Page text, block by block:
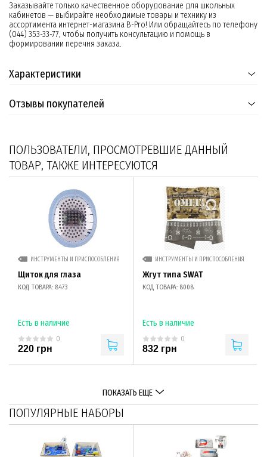
Заказывайте только качественное оборудование для школьных
кабинетов — выбирайте необходимые товары и технику из
ассортимента интернет-магазина B-Pro! Или обращайтесь по телефону
(044) 353-33-77, чтобы получить консультацию и помощь в
формировании перечня заказа.
Характеристики
Отзывы покупателей
ПОЛЬЗОВАТЕЛИ, ПРОСМОТРЕВШИЕ ДАННЫЙ
ТОВАР, ТАКЖЕ ИНТЕРЕСУЮТСЯ
ИНСТРУМЕНТЫ И ПРИСПОСОБЛЕНИЯ
Щиток для глаза
КОД ТОВАРА: 8473
Есть в наличие
0
220 грн
ИНСТРУМЕНТЫ И ПРИСПОСОБЛЕНИЯ
Жгут типа SWAТ
КОД ТОВАРА: 8008
Есть в наличие
0
832 грн
ПОКАЗАТЬ ЕЩЕ
ПОПУЛЯРНЫЕ НАБОРЫ